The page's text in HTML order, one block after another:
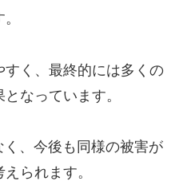
く、最終的には多くの
なっています。
、今後も同様の被害が
られます。